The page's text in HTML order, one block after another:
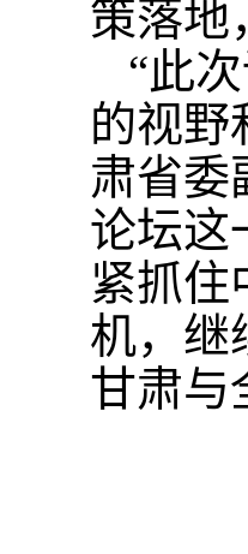
策落地
“此
的视野
肃省委
论坛这
紧抓住
机，继
甘肃与